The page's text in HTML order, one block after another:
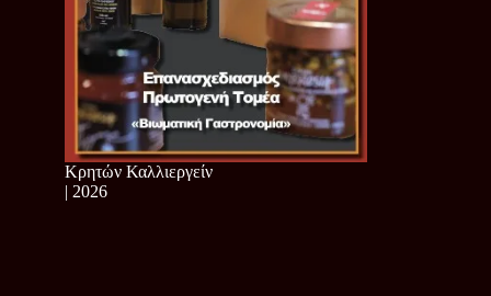
Κρητών Καλλιεργείν
| 2026